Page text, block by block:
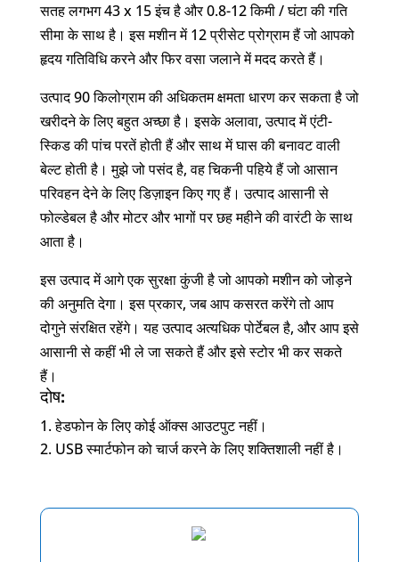
सतह लगभग 43 x 15 इंच है और 0.8-12 किमी / घंटा की गति
सीमा के साथ है। इस मशीन में 12 प्रीसेट प्रोग्राम हैं जो आपको
हृदय गतिविधि करने और फिर वसा जलाने में मदद करते हैं।
उत्पाद 90 किलोग्राम की अधिकतम क्षमता धारण कर सकता है जो
खरीदने के लिए बहुत अच्छा है। इसके अलावा, उत्पाद में एंटी-
स्किड की पांच परतें होती हैं और साथ में घास की बनावट वाली
बेल्ट होती है। मुझे जो पसंद है, वह चिकनी पहिये हैं जो आसान
परिवहन देने के लिए डिज़ाइन किए गए हैं। उत्पाद आसानी से
फोल्डेबल है और मोटर और भागों पर छह महीने की वारंटी के साथ
आता है।
इस उत्पाद में आगे एक सुरक्षा कुंजी है जो आपको मशीन को जोड़ने
की अनुमति देगा। इस प्रकार, जब आप कसरत करेंगे तो आप
दोगुने संरक्षित रहेंगे। यह उत्पाद अत्यधिक पोर्टेबल है, और आप इसे
आसानी से कहीं भी ले जा सकते हैं और इसे स्टोर भी कर सकते
हैं।
दोष:
हेडफोन के लिए कोई ऑक्स आउटपुट नहीं।
USBस्मार्टफोन को चार्ज करने के लिए शक्तिशाली नहीं है।